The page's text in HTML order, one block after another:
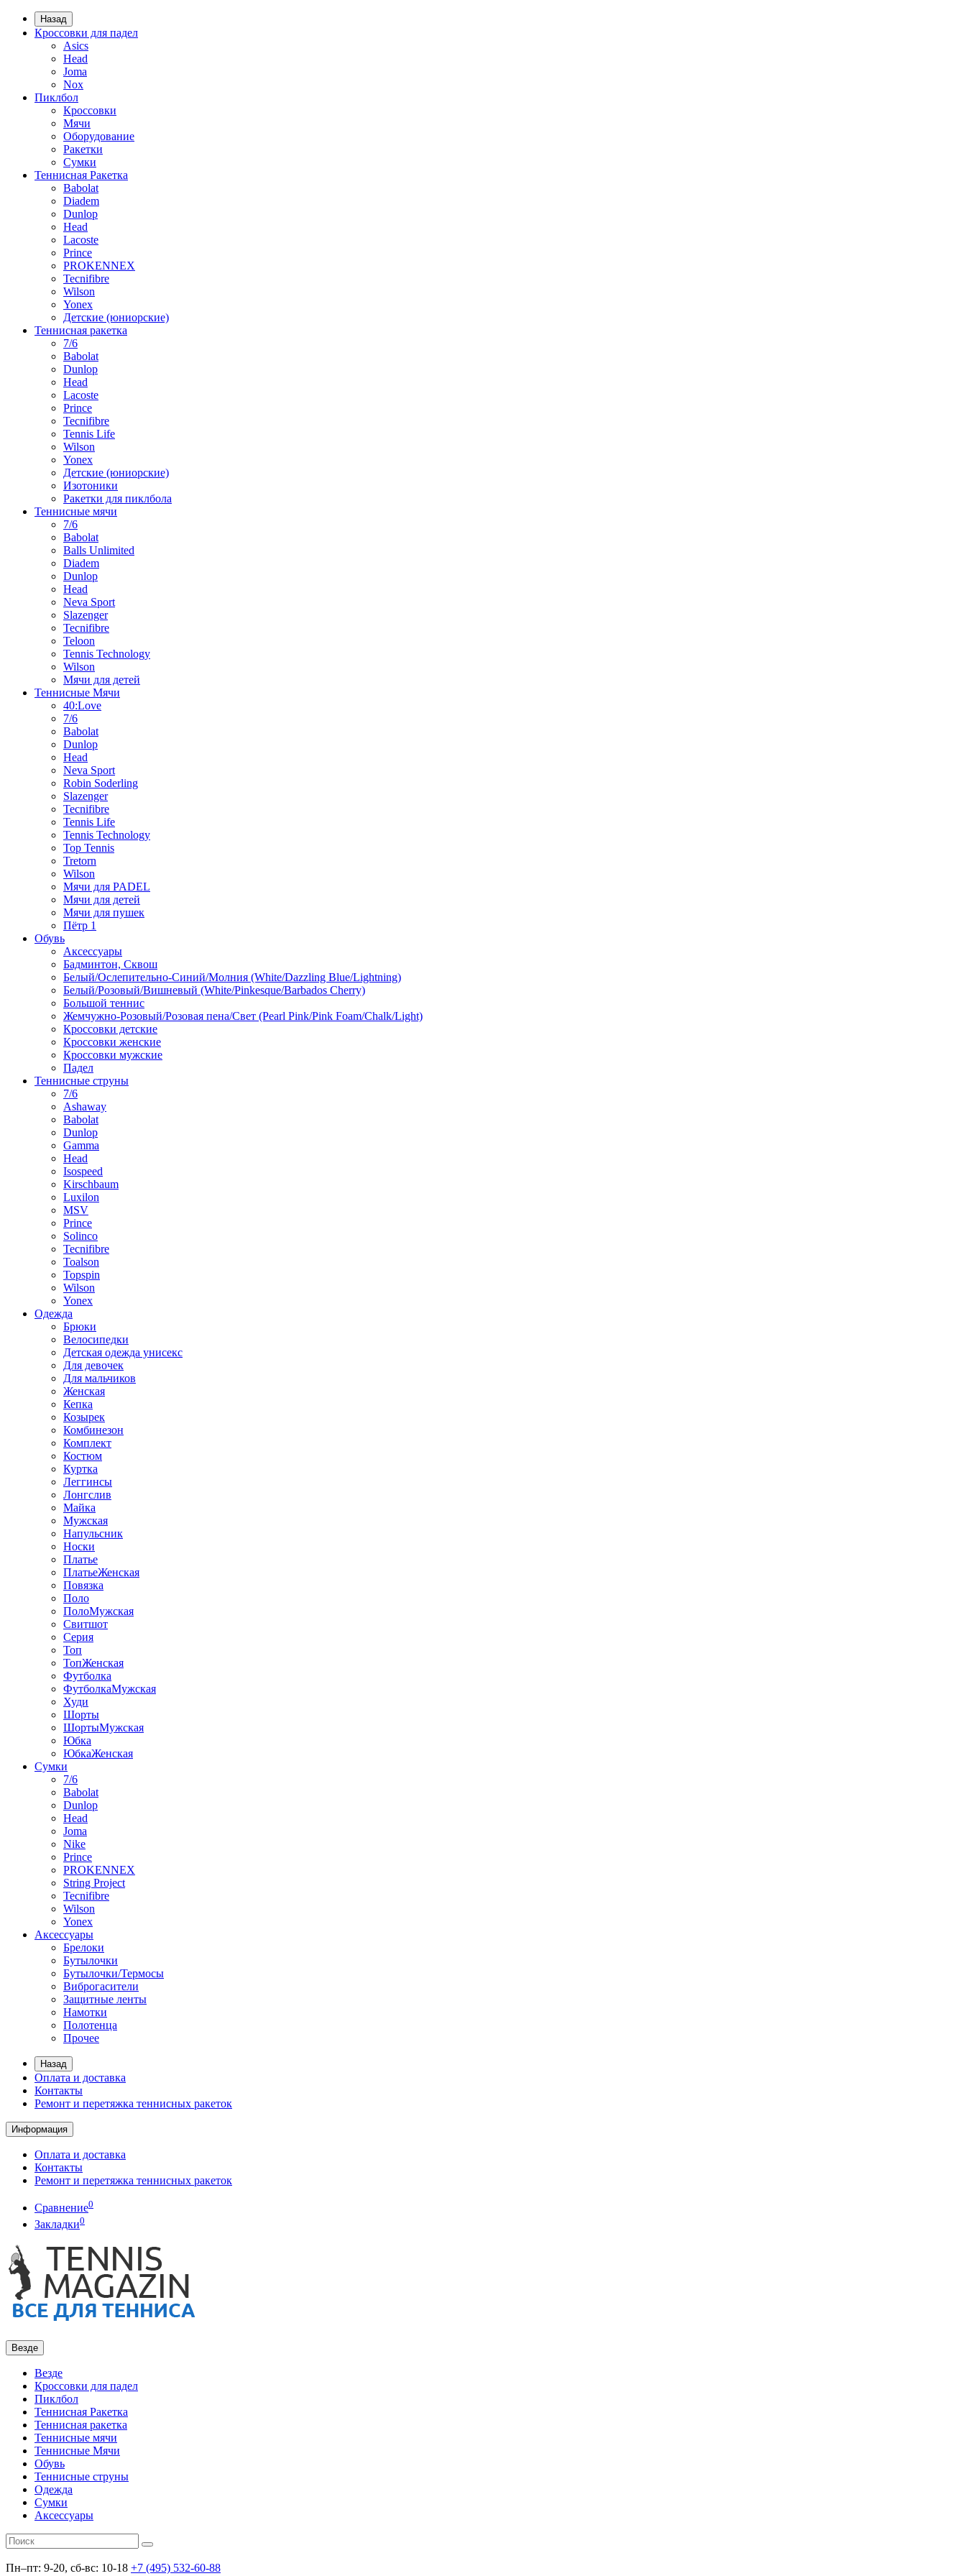
Назад
Кроссовки для падел
Asics
Head
Joma
Nox
Пиклбол
Кроссовки
Мячи
Оборудование
Ракетки
Сумки
Теннисная Ракетка
Babolat
Diadem
Dunlop
Head
Lacoste
Prince
PROKENNEX
Tecnifibre
Wilson
Yonex
Детские (юниорские)
Теннисная ракетка
7/6
Babolat
Dunlop
Head
Lacoste
Prince
Tecnifibre
Tennis Life
Wilson
Yonex
Детские (юниорские)
Изотоники
Ракетки для пиклбола
Теннисные мячи
7/6
Babolat
Balls Unlimited
Diadem
Dunlop
Head
Neva Sport
Slazenger
Tecnifibre
Teloon
Tennis Technology
Wilson
Мячи для детей
Теннисные Мячи
40:Love
7/6
Babolat
Dunlop
Head
Neva Sport
Robin Soderling
Slazenger
Tecnifibre
Tennis Life
Tennis Technology
Top Tennis
Tretorn
Wilson
Мячи для PADEL
Мячи для детей
Мячи для пушек
Пётр 1
Обувь
Аксессуары
Бадминтон, Сквош
Белый/Ослепительно-Синий/Молния (White/Dazzling Blue/Lightning)
Белый/Розовый/Вишневый (White/Pinkesque/Barbados Cherry)
Большой теннис
Жемчужно-Розовый/Розовая пена/Свет (Pearl Pink/Pink Foam/Chalk/Light)
Кроссовки детские
Кроссовки женские
Кроссовки мужские
Падел
Теннисные струны
7/6
Ashaway
Babolat
Dunlop
Gamma
Head
Isospeed
Kirschbaum
Luxilon
MSV
Prince
Solinco
Tecnifibre
Toalson
Topspin
Wilson
Yonex
Одежда
Брюки
Велосипедки
Детская одежда унисекс
Для девочек
Для мальчиков
Женская
Кепка
Козырек
Комбинезон
Комплект
Костюм
Куртка
Леггинсы
Лонгслив
Майка
Мужская
Напульсник
Носки
Платье
ПлатьеЖенская
Повязка
Поло
ПолоМужская
Свитшот
Серия
Топ
ТопЖенская
Футболка
ФутболкаМужская
Худи
Шорты
ШортыМужская
Юбка
ЮбкаЖенская
Сумки
7/6
Babolat
Dunlop
Head
Joma
Nike
Prince
PROKENNEX
String Project
Tecnifibre
Wilson
Yonex
Аксессуары
Брелоки
Бутылочки
Бутылочки/Термосы
Виброгасители
Защитные ленты
Намотки
Полотенца
Прочее
Назад
Оплата и доставка
Контакты
Ремонт и перетяжка теннисных ракеток
Информация
Оплата и доставка
Контакты
Ремонт и перетяжка теннисных ракеток
Сравнение0
Закладки0
Везде
Везде
Кроссовки для падел
Пиклбол
Теннисная Ракетка
Теннисная ракетка
Теннисные мячи
Теннисные Мячи
Обувь
Теннисные струны
Одежда
Сумки
Аксессуары
Пн–пт: 9-20, сб-вс: 10-18 +7 (495) 532-60-88